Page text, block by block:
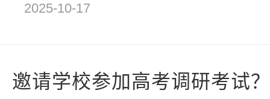
2025-10-17
邀请学校参加高考调研考试